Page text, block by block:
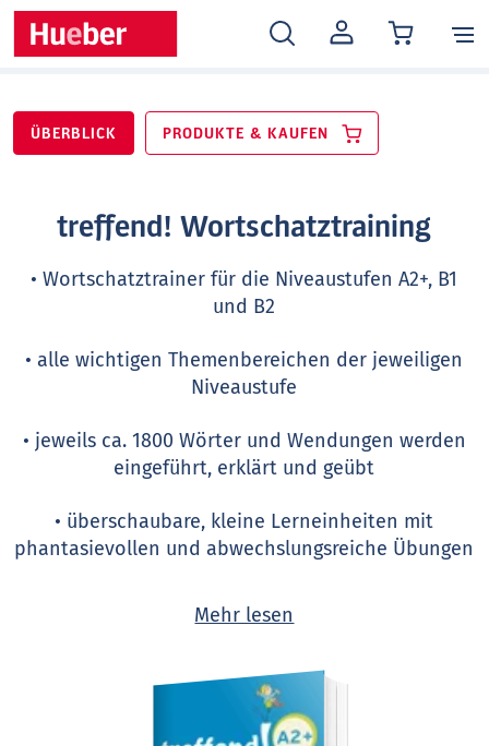
MEIN
KONTO
ÜBERBLICK PRODUKTE & KAUFEN
treffend! Wortschatztraining
• Wortschatztrainer für die Niveaustufen A2+, B1
und B2
• alle wichtigen Themenbereichen der jeweiligen
Niveaustufe
• jeweils ca. 1800 Wörter und Wendungen werden
eingeführt, erklärt und geübt
• überschaubare, kleine Lerneinheiten mit
phantasievollen und abwechslungsreiche Übungen
• Lösungen online als kostenloser Download
verfügbar
Mehr lesen